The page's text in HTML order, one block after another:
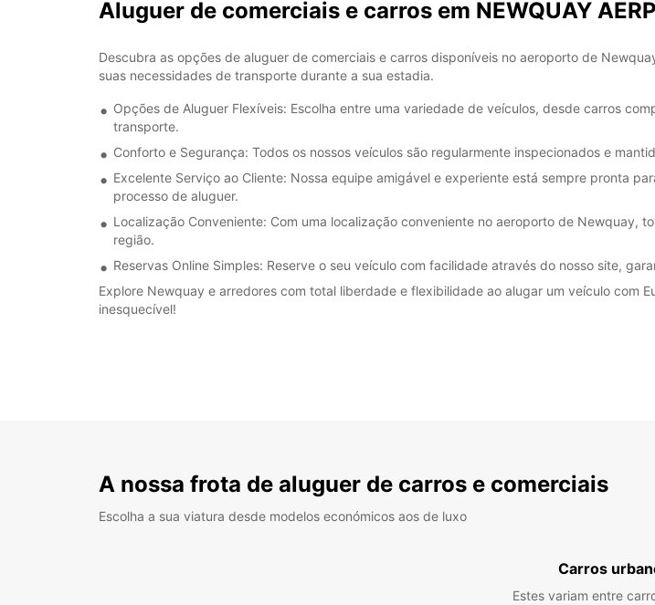
Aluguer de comerciais e carros em NEWQUAY
Descubra as opções de aluguer de comerciais e carros disponíveis no aeroporto de
suas necessidades de transporte durante a sua estadia.
Opções de Aluguer Flexíveis: Escolha entre uma variedade de veículos, desde carros
transporte.
Conforto e Segurança: Todos os nossos veículos são regularmente inspecionados e
Excelente Serviço ao Cliente: Nossa equipe amigável e experiente está sempre pronta
processo de aluguer.
Localização Conveniente: Com uma localização conveniente no aeroporto de Newquay,
região.
Reservas Online Simples: Reserve o seu veículo com facilidade através do nosso site,
Explore Newquay e arredores com total liberdade e flexibilidade ao alugar um veículo com
inesquecível!
A nossa frota de aluguer de carros e comerciais
Escolha a sua viatura desde modelos económicos aos de luxo
Carros
Estes variam entre